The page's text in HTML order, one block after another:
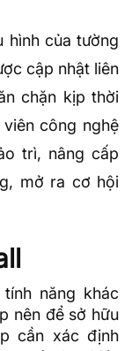
hình của tường
cập nhật liên
chặn kịp thời
công nghệ
trì, nâng cấp
mở ra cơ hội
năng khác
nên để sở hữu
cần xác định